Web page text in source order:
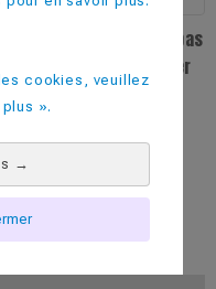
la boite à repas
permet de transporter
réchauffer des plats
ou pour
lors d'une
cookies, veuillez
».
→